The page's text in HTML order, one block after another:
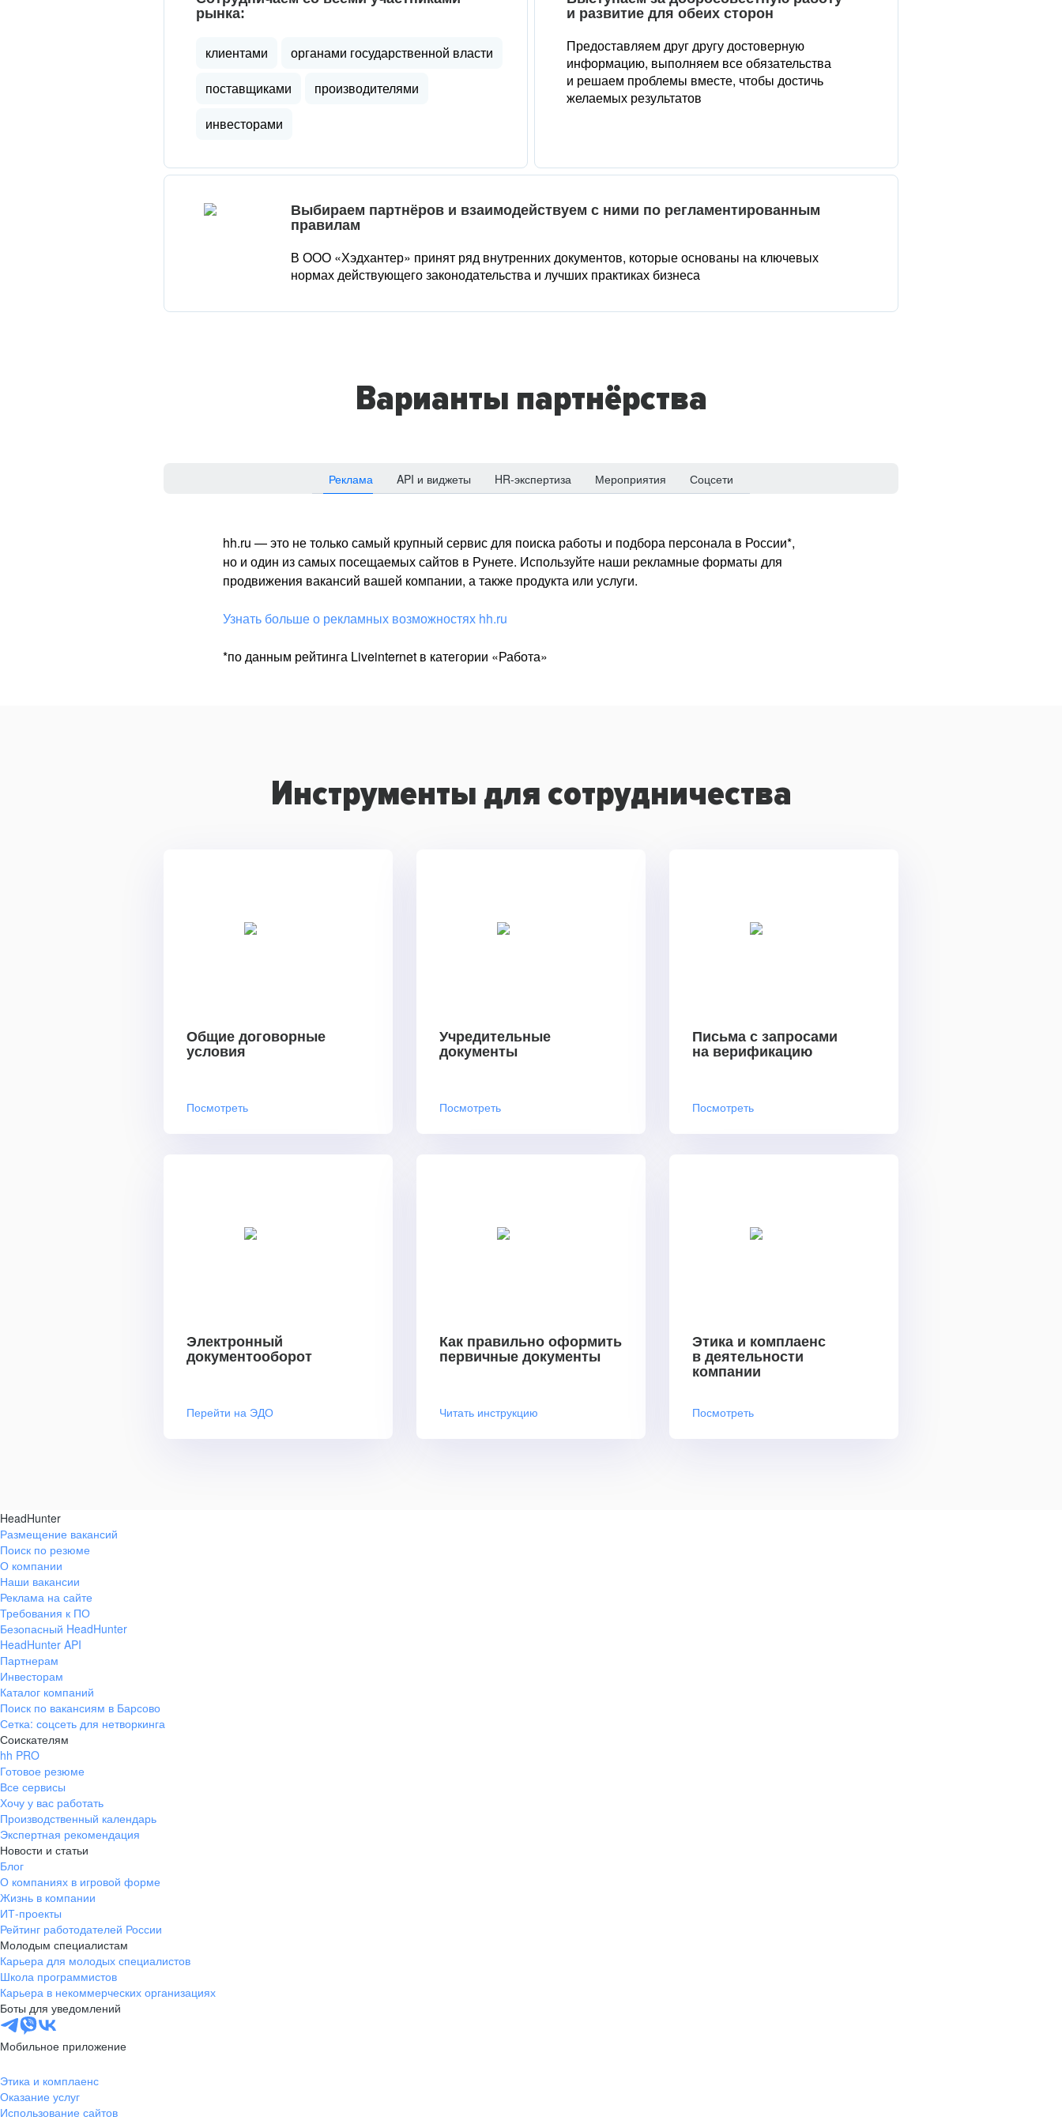
рынка:
клиентами
органами государственной власти
поставщиками
производителями
инвесторами
и развитие для обеих сторон
Предоставляем друг другу достоверную
информацию, выполняем все обязательства
и решаем проблемы вместе, чтобы достичь
желаемых результатов
Выбираем партнёров и взаимодействуем с ними по регламентированным
правилам
В ООО «Хэдхантер» принят ряд внутренних документов, которые основаны на ключевых
нормах действующего законодательства и лучших практиках бизнеса
Варианты партнёрства
Реклама API и виджеты HR-экспертиза Мероприятия Соцсети
hh.ru — это не только самый крупный сервис для поиска работы и подбора персонала в России*,
но и один из самых посещаемых сайтов в Рунете. Используйте наши рекламные форматы для
продвижения вакансий вашей компании, а также продукта или услуги.
Узнать больше о рекламных возможностях hh.ru
*по данным рейтинга Liveinternet в категории «Работа»
Инструменты для сотрудничества
Общие договорные
условия
Посмотреть
Учредительные
документы
Посмотреть
Письма с запросами
на верификацию
Посмотреть
Электронный
документооборот
Перейти на ЭДО
Как правильно оформить
первичные документы
Читать инструкцию
Этика и комплаенс
в деятельности
компании
Посмотреть
HeadHunter
Размещение вакансий
Поиск по резюме
О компании
Наши вакансии
Реклама на сайте
Требования к ПО
Безопасный HeadHunter
HeadHunter API
Партнерам
Инвесторам
Каталог компаний
Поиск по вакансиям в Барсово
Сетка: соцсеть для нетворкинга
Соискателям
hh PRO
Готовое резюме
Все сервисы
Хочу у вас работать
Производственный календарь
Экспертная рекомендация
Новости и статьи
Блог
О компаниях в игровой форме
Жизнь в компании
ИТ-проекты
Рейтинг работодателей России
Молодым специалистам
Карьера для молодых специалистов
Школа программистов
Карьера в некоммерческих организациях
Боты для уведомлений
Мобильное приложение
Этика и комплаенс
Оказание услуг
Использование сайтов